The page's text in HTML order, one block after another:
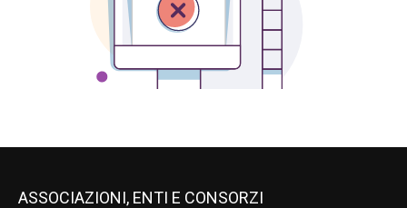
ASSOCIAZIONI, ENTI E CONSORZI